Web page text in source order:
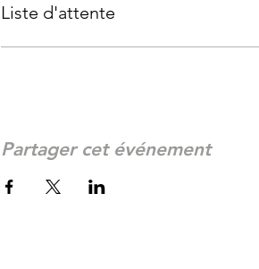
Liste d'attente
Partager cet événement